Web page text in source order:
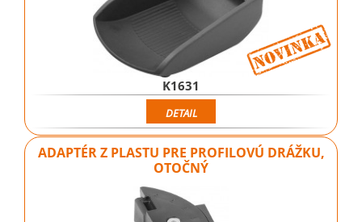
K1631
DETAIL
ADAPTÉR Z PLASTU PRE PROFILOVÚ DRÁŽKU,
OTOČNÝ